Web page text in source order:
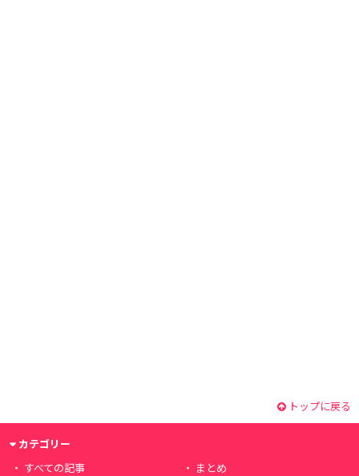
トップに戻る
カテゴリー
すべての記事
まとめ